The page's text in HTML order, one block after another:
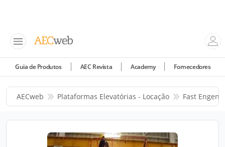
Guia de Produtos AEC Revista Academy Fornecedores
AECweb Plataformas Elevatórias - Locação Fast